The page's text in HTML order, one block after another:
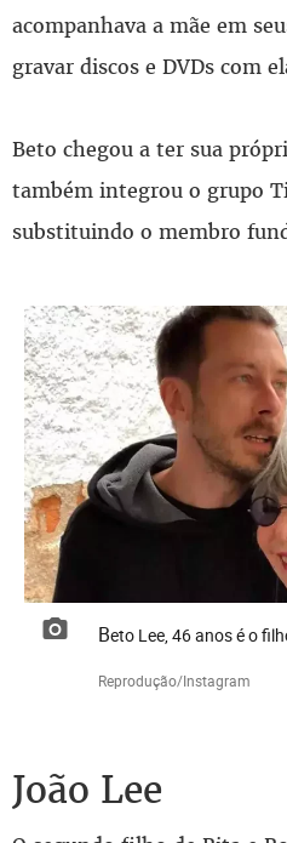
acompanhava a mãe em
gravar discos e DVDs com
Beto chegou a ter sua
também integrou o grupo
substituindo o membro
Beto Lee, 46 anos é o
Reprodução/Instagram
João Lee